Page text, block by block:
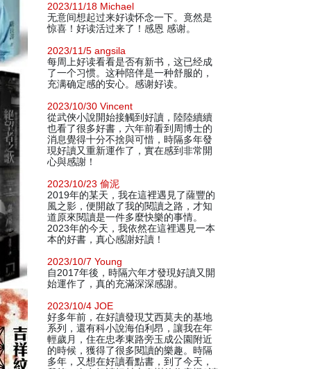
2023/11/18 Michael
无意间想起过来好读怀念一下。竟然是
惊喜！好读活过来了！感恩 感谢。
2023/11/5 angsila
每周上好读看看是否有新书，这已经成
了一个习惯。这种陪伴是一种舒服的，
充满确定感的安心。感谢好读。
2023/10/30 Vincent
從武俠小說開始接觸到好讀，陸陸續續
也看了很多好書，六年前看到周博士的
消息覺得十分不捨與可惜，時隔多年發
現好讀又重新運作了，實在感到非常開
心與感謝！
2023/10/23 偷泥
2019年的某天，我在這裡遇見了薩豐的
風之影，便開啟了我的閱讀之路，才知
道原來閱讀是一件多麼快樂的事情。
2023年的今天，我依然在這裡遇見一本
本的好書，真心感謝好讀！
2023/10/7 Young
自2017年後，時隔六年才發現好讀又開
始運作了，真的充滿深深感謝。
2023/10/4 JOE
好多年前，在好讀發現艾西莫夫的基地
系列，還有科小說海伯利昂，讓我在年
輕歲月，住在忠孝東路旁玉成公園附近
的時候，獲得了很多閱讀的樂趣。時隔
多年，又想在好讀看點書，到了今天，